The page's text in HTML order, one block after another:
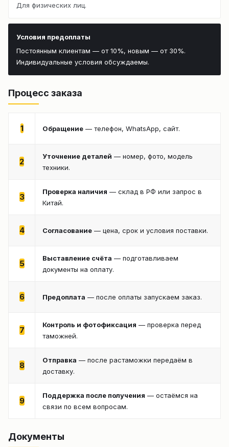
Для физических лиц.
Условия предоплаты
Постоянным клиентам — от 10%, новым — от 30%.
Индивидуальные условия обсуждаемы.
Процесс заказа
1 Обращение — телефон, WhatsApp, сайт.
2
Уточнение деталей — номер, фото, модель
техники.
3
Проверка наличия — склад в РФ или запрос в
Китай.
4 Согласование — цена, срок и условия поставки.
5
Выставление счёта — подготавливаем
документы на оплату.
6 Предоплата — после оплаты запускаем заказ.
7
Контроль и фотофиксация — проверка перед
таможней.
8
Отправка — после растаможки передаём в
доставку.
9
Поддержка после получения — остаёмся на
связи по всем вопросам.
Документы